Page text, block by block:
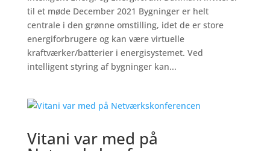
til et møde December 2021 Bygninger er helt
centrale i den grønne omstilling, idet de er store
energiforbrugere og kan være virtuelle
kraftværker/batterier i energisystemet. Ved
intelligent styring af bygninger kan...
Vitani var med på